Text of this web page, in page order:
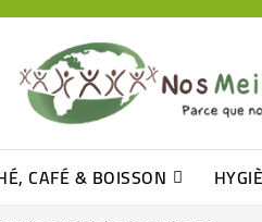
CAFÉ & BOISSON